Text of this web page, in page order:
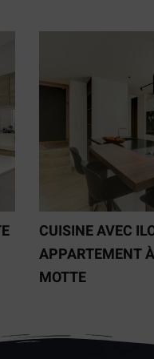
CUISINE AVEC
APPARTEMENT
MOTTE